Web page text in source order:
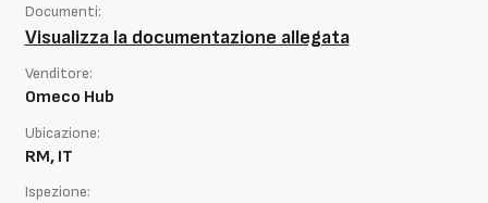
Documenti:
Visualizza la documentazione allegata
Venditore:
Omeco Hub
Ubicazione:
RM, IT
Ispezione: